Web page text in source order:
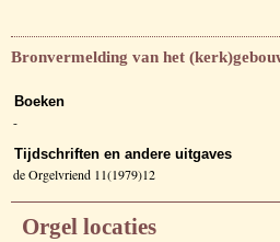
Bronvermelding van het
Boeken
-
Tijdschriften en andere uitgaves
de Orgelvriend 11(1979)12
Orgel locaties